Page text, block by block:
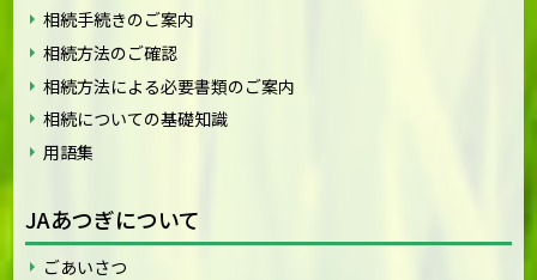
相続手続きのご案内
相続方法のご確認
相続方法による必要書類のご案内
相続についての基礎知識
用語集
JAあつぎについて
ごあいさつ